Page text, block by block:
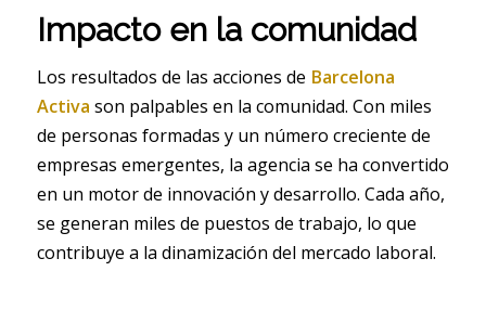
Impacto en la comunidad
Los resultados de las acciones de Barcelona
Activa son palpables en la comunidad. Con miles
de personas formadas y un número creciente de
empresas emergentes, la agencia se ha convertido
en un motor de innovación y desarrollo. Cada año,
se generan miles de puestos de trabajo, lo que
contribuye a la dinamización del mercado laboral.